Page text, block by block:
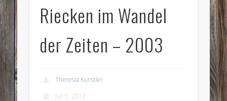
Riecken im Wandel
der Zeiten – 2003
Theresia Künstler
Juli 5, 2012